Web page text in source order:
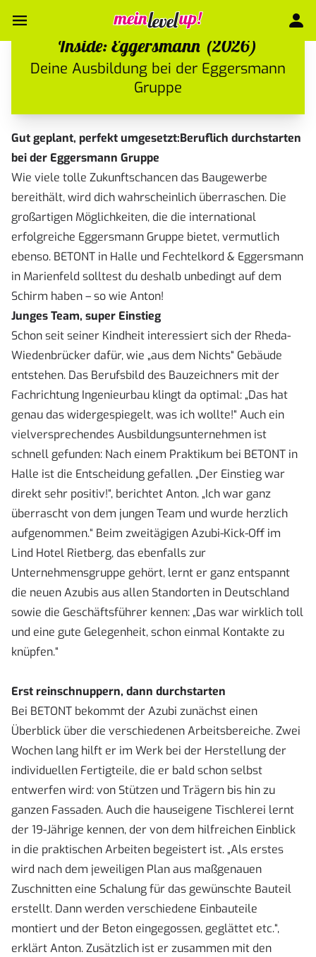
Inside: Eggersmann (2026)
Deine Ausbildung bei der Eggersmann
Gruppe
Gut geplant, perfekt umgesetzt:Beruflich durchstarten
bei der Eggersmann Gruppe
Wie viele tolle Zukunftschancen das Baugewerbe
bereithält, wird dich wahrscheinlich überraschen. Die
großartigen Möglichkeiten, die die international
erfolgreiche Eggersmann Gruppe bietet, vermutlich
ebenso. BETONT in Halle und Fechtelkord & Eggersmann
in Marienfeld solltest du deshalb unbedingt auf dem
Schirm haben – so wie Anton!
Junges Team, super Einstieg
Schon seit seiner Kindheit interessiert sich der Rheda-
Wiedenbrücker dafür, wie „aus dem Nichts“ Gebäude
entstehen. Das Berufsbild des Bauzeichners mit der
Fachrichtung Ingenieurbau klingt da optimal: „Das hat
genau das widergespiegelt, was ich wollte!“ Auch ein
vielversprechendes Ausbildungsunternehmen ist
schnell gefunden: Nach einem Praktikum bei BETONT in
Halle ist die Entscheidung gefallen. „Der Einstieg war
direkt sehr positiv!“, berichtet Anton. „Ich war ganz
überrascht von dem jungen Team und wurde herzlich
aufgenommen.“ Beim zweitägigen Azubi-Kick-Off im
Lind Hotel Rietberg, das ebenfalls zur
Unternehmensgruppe gehört, lernt er ganz entspannt
die neuen Azubis aus allen Standorten in Deutschland
sowie die Geschäftsführer kennen: „Das war wirklich toll
und eine gute Gelegenheit, schon einmal Kontakte zu
knüpfen.“
Erst reinschnuppern, dann durchstarten
Bei BETONT bekommt der Azubi zunächst einen
Überblick über die verschiedenen Arbeitsbereiche. Zwei
Wochen lang hilft er im Werk bei der Herstellung der
individuellen Fertigteile, die er bald schon selbst
entwerfen wird: von Stützen und Trägern bis hin zu
ganzen Fassaden. Auch die hauseigene Tischlerei lernt
der 19-Jährige kennen, der von dem hilfreichen Einblick
in die praktischen Arbeiten begeistert ist. „Als erstes
wird nach dem jeweiligen Plan aus maßgenauen
Zuschnitten eine Schalung für das gewünschte Bauteil
erstellt. Dann werden verschiedene Einbauteile
montiert und der Beton eingegossen, geglättet etc.“,
erklärt Anton. Zusätzlich ist er zusammen mit den